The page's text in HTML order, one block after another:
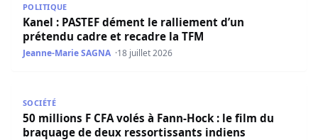
POLITIQUE
Kanel : PASTEF dément le ralliement d’un
prétendu cadre et recadre la TFM
Jeanne-Marie SAGNA 18 juillet 2026
SOCIÉTÉ
50 millions F CFA volés à Fann-Hock : le film du
braquage de deux ressortissants indiens